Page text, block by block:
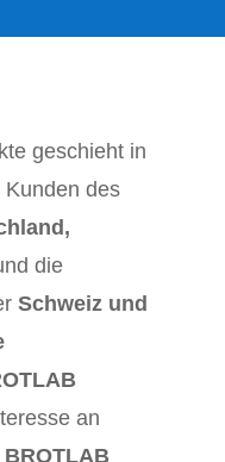
geschieht in
des
die
Schweiz und
an
BROTLAB